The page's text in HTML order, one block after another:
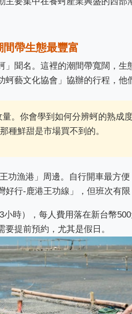
帶生態最豐富
」聞名。這裡的潮間帶寬闊，生
藝文化協會」協辦的行程，他
。你會學到如何分辨蚵的熟成
種鮮甜是市場買不到的。
功漁港」周邊。自行開車最方
行-鹿港王功線」，但班次有限
時），每人費用落在新台幣
提前預約，尤其是假日。